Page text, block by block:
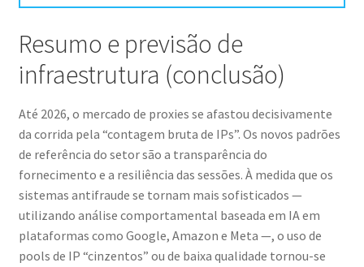
Resumo e previsão de
infraestrutura (conclusão)
Até 2026, o mercado de proxies se afastou decisivamente
da corrida pela “contagem bruta de IPs”. Os novos padrões
de referência do setor são a transparência do
fornecimento e a resiliência das sessões. À medida que os
sistemas antifraude se tornam mais sofisticados —
utilizando análise comportamental baseada em IA em
plataformas como Google, Amazon e Meta —, o uso de
pools de IP “cinzentos” ou de baixa qualidade tornou-se